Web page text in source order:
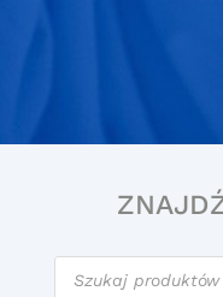
Wyszukiwarka
produktów